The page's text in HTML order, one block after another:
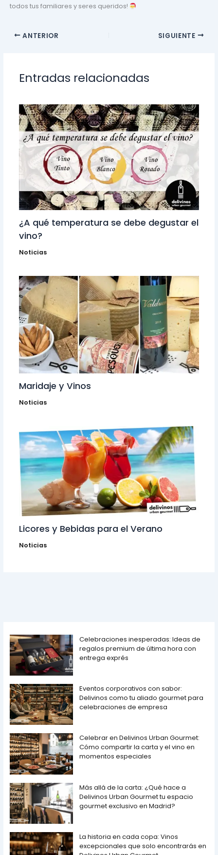
todos tus familiares y seres queridos!
ANTERIOR SIGUIENTE
Entradas relacionadas
¿A qué temperatura se debe degustar el
vino?
Noticias
Maridaje y Vinos
Noticias
Licores y Bebidas para el Verano
Noticias
Celebraciones inesperadas: Ideas de
regalos premium de última hora con
entrega exprés
Eventos corporativos con sabor:
Delivinos como tu aliado gourmet para
celebraciones de empresa
Celebrar en Delivinos Urban Gourmet:
Cómo compartir la carta y el vino en
momentos especiales
Más allá de la carta: ¿Qué hace a
Delivinos Urban Gourmet tu espacio
gourmet exclusivo en Madrid?
La historia en cada copa: Vinos
excepcionales que solo encontrarás en